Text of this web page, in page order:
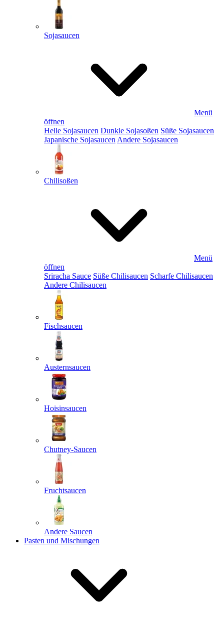
Sojasaucen
Menü
öffnen
Helle Sojasaucen Dunkle Sojasoßen Süße Sojasaucen
Japanische Sojasaucen Andere Sojasaucen
Chilisoßen
Menü
öffnen
Sriracha Sauce Süße Chilisaucen Scharfe Chilisaucen
Andere Chilisaucen
Fischsaucen
Austernsaucen
Hoisinsaucen
Chutney-Saucen
Fruchtsaucen
Andere Saucen
Pasten und Mischungen